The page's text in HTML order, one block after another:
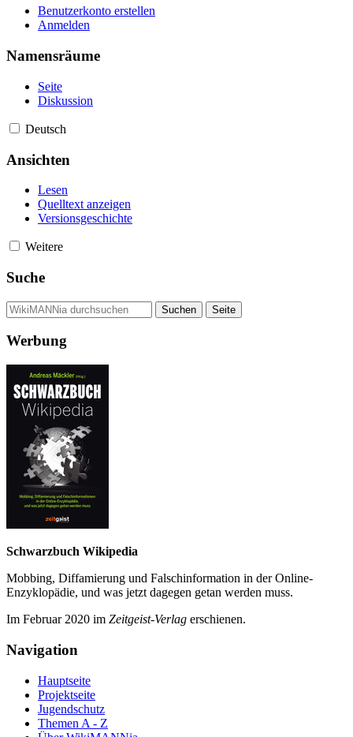
Benutzerkonto erstellen
Anmelden
Namensräume
Seite
Diskussion
Deutsch
Ansichten
Lesen
Quelltext anzeigen
Versionsgeschichte
Weitere
Suche
Werbung
Schwarzbuch Wikipedia
Mobbing, Diffamierung und Falsch­information in der Online-
Enzyklo­pädie, und was jetzt da­gegen getan werden muss.
Im Februar 2020 im Zeit­geist-Verlag erschienen.
Navigation
Hauptseite
Projektseite
Jugendschutz
Themen A - Z